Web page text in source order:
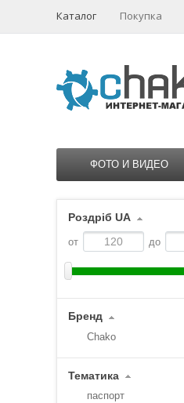
Каталог Покупка
ФОТО И ВИДЕО
Роздріб UA
от до
Бренд
Chako
Тематика
паспорт